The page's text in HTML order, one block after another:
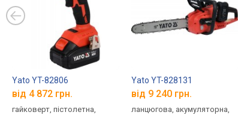
Yato YT-82806
від 4 872 грн.
гайковерт, пістолетна,
Yato YT-828131
від 9 240 грн.
ланцюгова, акумуляторна,